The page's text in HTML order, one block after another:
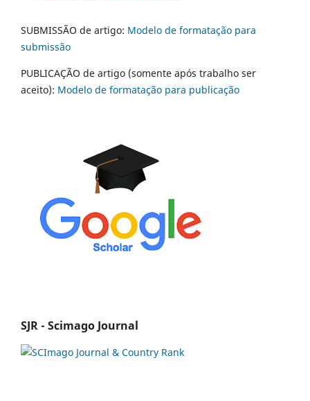
SUBMISSÃO de artigo: Modelo de formatação para
submissão
PUBLICAÇÃO de artigo (somente após trabalho ser
aceito): Modelo de formatação para publicação
SJR - Scimago Journal